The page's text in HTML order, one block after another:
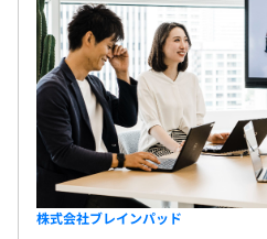
MacBook
・年に1回、目標設定・振り返
います。
3カ月（期間中、待遇の変更
株式会社ブレインパッド